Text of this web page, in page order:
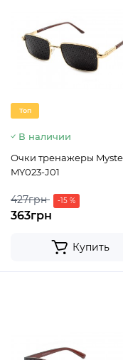
Топ
В наличии
Очки тренажеры
MY023-J01
427грн -15 %
363грн
Купить